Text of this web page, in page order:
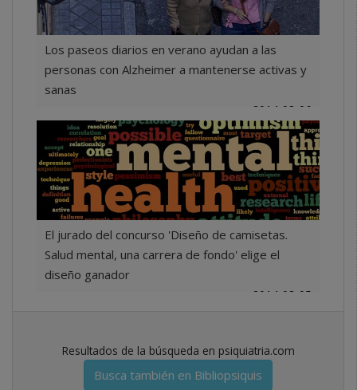
Los paseos diarios en verano ayudan a las
personas con Alzheimer a mantenerse activas y
sanas
2014-08-06
El jurado del concurso 'Diseño de camisetas.
Salud mental, una carrera de fondo' elige el
diseño ganador
2014-08-05
Resultados de la búsqueda en psiquiatria.com
Busca también en Bibliopsiquis